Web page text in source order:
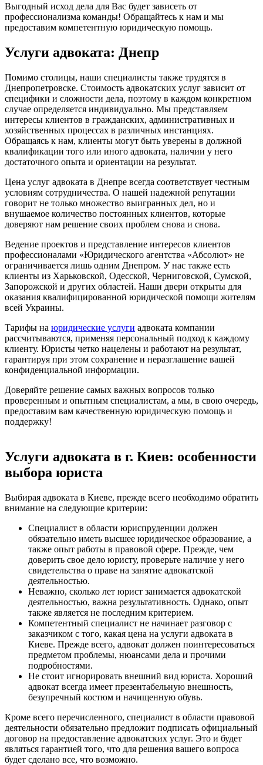
Выгодный исход дела для Вас будет зависеть от
профессионализма команды! Обращайтесь к нам и мы
предоставим компетентную юридическую помощь.
Услуги адвоката: Днепр
Помимо столицы, наши специалисты также трудятся в
Днепропетровске. Стоимость адвокатских услуг зависит от
специфики и сложности дела, поэтому в каждом конкретном
случае определяется индивидуально. Мы представляем
интересы клиентов в гражданских, административных и
хозяйственных процессах в различных инстанциях.
Обращаясь к нам, клиенты могут быть уверены в должной
квалификации того или иного адвоката, наличии у него
достаточного опыта и ориентации на результат.
Цена услуг адвоката в Днепре всегда соответствует честным
условиям сотрудничества. О нашей надежной репутации
говорит не только множество выигранных дел, но и
внушаемое количество постоянных клиентов, которые
доверяют нам решение своих проблем снова и снова.
Ведение проектов и представление интересов клиентов
профессионалами «Юридического агентства «Абсолют» не
ограничивается лишь одним Днепром. У нас также есть
клиенты из Харьковской, Одесской, Черниговской, Сумской,
Запорожской и других областей. Наши двери открыты для
оказания квалифицированной юридической помощи жителям
всей Украины.
Тарифы на юридические услуги адвоката компании
рассчитываются, применяя персональный подход к каждому
клиенту. Юристы четко нацелены и работают на результат,
гарантируя при этом сохранение и неразглашение вашей
конфиденциальной информации.
Доверяйте решение самых важных вопросов только
проверенным и опытным специалистам, а мы, в свою очередь,
предоставим вам качественную юридическую помощь и
поддержку!
решение ?
Absoluteодна из ведущих компаний Юго-Восточного региона
Украины с более чем 10-летним опытом.
услуги ?
Работаем в сфере хозяйственного, корпоративного,
инвестиционного,
налогового уголовного
антимонопольного, административного и международного
права.
Какие компании находятся в списке наших партеров ?
В списке партнеров такие компании: OTP банк; ПУМБ; UESF;
ЮЖМАШ; Nemiroff.
Какой залог успешной работы в юридической сфере ?
Залог успешной работы: Высокий профессионализм;
Персональный подход; Полная конфиденциальность; Работа
на результат.
Услуги адвоката в г. Киев: особенности
выбора юриста
Выбирая адвоката в Киеве, прежде всего необходимо обратить
внимание на следующие критерии:
Специалист в области юриспруденции должен
обязательно иметь высшее юридическое образование, а
также опыт работы в правовой сфере. Прежде, чем
доверить свое дело юристу, проверьте наличие у него
свидетельства о праве на занятие адвокатской
деятельностью.
Неважно, сколько лет юрист занимается адвокатской
деятельностью, важна результативность. Однако, опыт
также является не последним критерием.
Компетентный специалист не начинает разговор с
заказчиком с того, какая цена на услуги адвоката в
Киеве. Прежде всего, адвокат должен поинтересоваться
предметом проблемы, нюансами дела и прочими
подробностями.
Не стоит игнорировать внешний вид юриста. Хороший
адвокат всегда имеет презентабельную внешность,
безупречный костюм и начищенную обувь.
Кроме всего перечисленного, специалист в области правовой
деятельности обязательно предложит подписать официальный
договор на предоставление адвокатских услуг. Это и будет
являться гарантией того, что для решения вашего вопроса
будет сделано все, что возможно.